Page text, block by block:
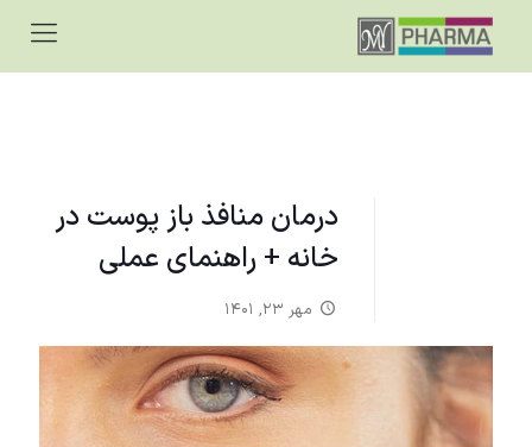
درمان منافذ باز پوست در
خانه + راهنمای عملی
مهر ۲۳, ۱۴۰۱